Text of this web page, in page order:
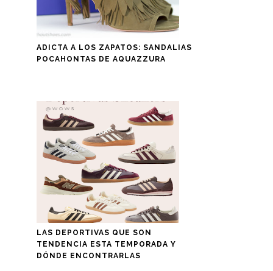
ADICTA A LOS ZAPATOS: SANDALIAS
POCAHONTAS DE AQUAZZURA
LAS DEPORTIVAS QUE SON
TENDENCIA ESTA TEMPORADA Y
DÓNDE ENCONTRARLAS